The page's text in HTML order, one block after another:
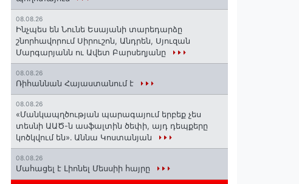
08.08.26
Ինչպես են Նունե Եսայանի տարեդարձը
շնորհավորում Սիրուշոն, Անդրեն, Սյուզան
Մարգարյանն ու Ավետ Բարսեղյանը
08.08.26
Ռիհաննան Հայաստանում է
08.08.26
«Մանկապղծության պարագայում երբեք չես
տեսնի ԱԱԾ-ն ասֆալտին ծեփի, այդ դեպքերը
կոծկվում են»․ Աննա Կոստանյան
08.08.26
Մահացել է Լիոնել Մեսսիի հայրը